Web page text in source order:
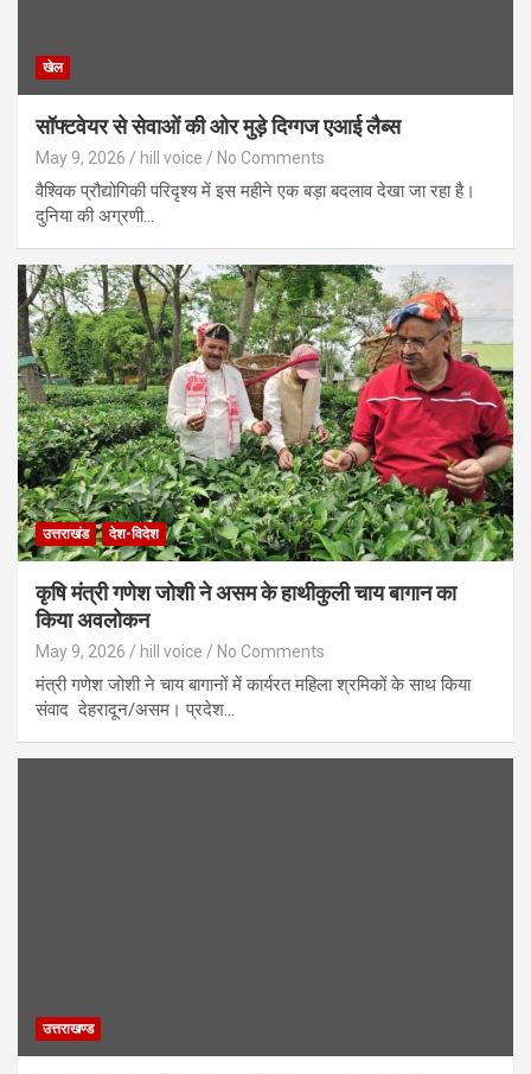
खेल
सॉफ्टवेयर से सेवाओं की ओर मुड़े दिग्गज एआई लैब्स
May 9, 2026 hill voice No Comments
वैश्विक प्रौद्योगिकी परिदृश्य में इस महीने एक बड़ा बदलाव देखा जा रहा है।
दुनिया की अग्रणी…
उत्तराखंड देश-विदेश
कृषि मंत्री गणेश जोशी ने असम के हाथीकुली चाय बागान का
किया अवलोकन
May 9, 2026 hill voice No Comments
मंत्री गणेश जोशी ने चाय बागानों में कार्यरत महिला श्रमिकों के साथ किया
संवाद देहरादून/असम। प्रदेश…
उत्तराखण्ड